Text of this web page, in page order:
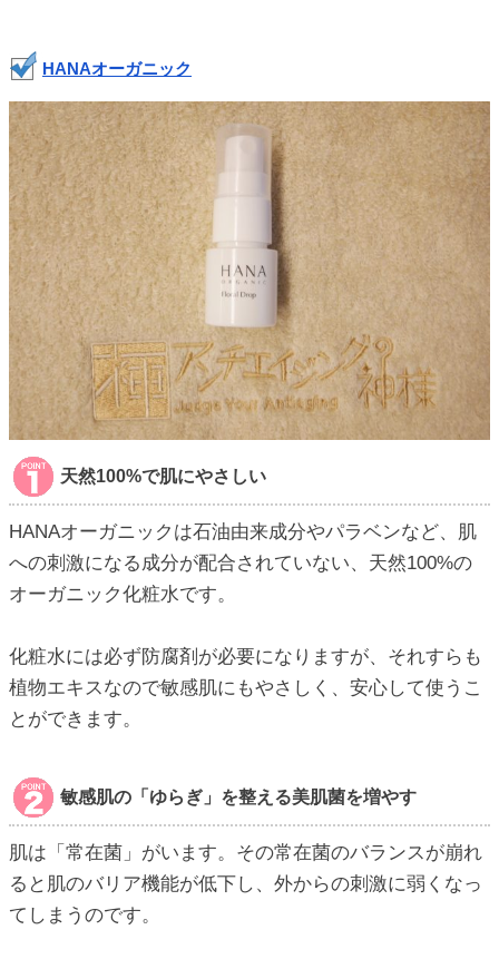
HANAオーガニック
天然100%で肌にやさしい
HANAオーガニックは石油由来成分やパラベンなど、肌
への刺激になる成分が配合されていない、天然100%の
オーガニック化粧水です。
化粧水には必ず防腐剤が必要になりますが、それすらも
植物エキスなので敏感肌にもやさしく、安心して使うこ
とができます。
敏感肌の「ゆらぎ」を整える美肌菌を増やす
肌は「常在菌」がいます。その常在菌のバランスが崩れ
ると肌のバリア機能が低下し、外からの刺激に弱くなっ
てしまうのです。